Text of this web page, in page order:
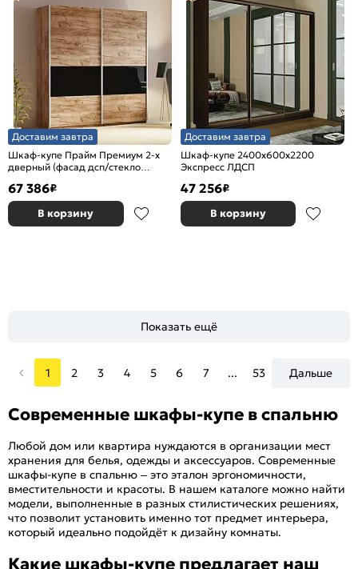
Доставим завтра
Шкаф-купе Прайм Премиум 2-х
дверный (фасад дсп/стекло
Крафт Табачный
67 386₽
В корзину
Доставим завтра
Шкаф-купе 2400x600x2200
Экспресс ЛДСП
47 256₽
В корзину
Показать ещё
1 2 3 4 5 6 7 ... 53 Дальше
Современные шкафы-купе в спальню
Любой дом или квартира нуждаются в организации мест
хранения для белья, одежды и аксессуаров. Современные
шкафы-купе в спальню – это эталон эргономичности,
вместительности и красоты. В нашем каталоге можно найти
модели, выполненные в разных стилистических решениях,
что позволит установить именно тот предмет интерьера,
который идеально подойдёт к дизайну комнаты.
Какие шкафы-купе предлагает наш